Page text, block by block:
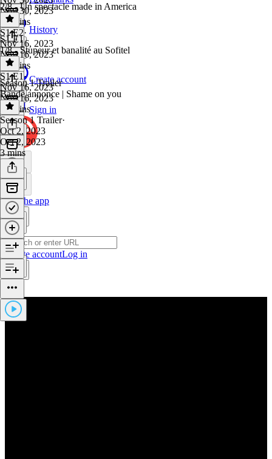
History
Create account
Sign in
Get the app
Create accountLog in
Nov 30, 2023
28 mins
2/8 - Un spectacle made in America
S1 E2·
Nov 16, 2023
Nov 16, 2023
27 mins
S1 E1
1/8 - Stupeur et banalité au Sofitel
S1 E1 ·
Nov 16, 2023
Nov 16, 2023
24 mins
Season 1 Trailer
Bande annonce | Shame on you
Season 1 Trailer·
Oct 2, 2023
Oct 2, 2023
3 mins